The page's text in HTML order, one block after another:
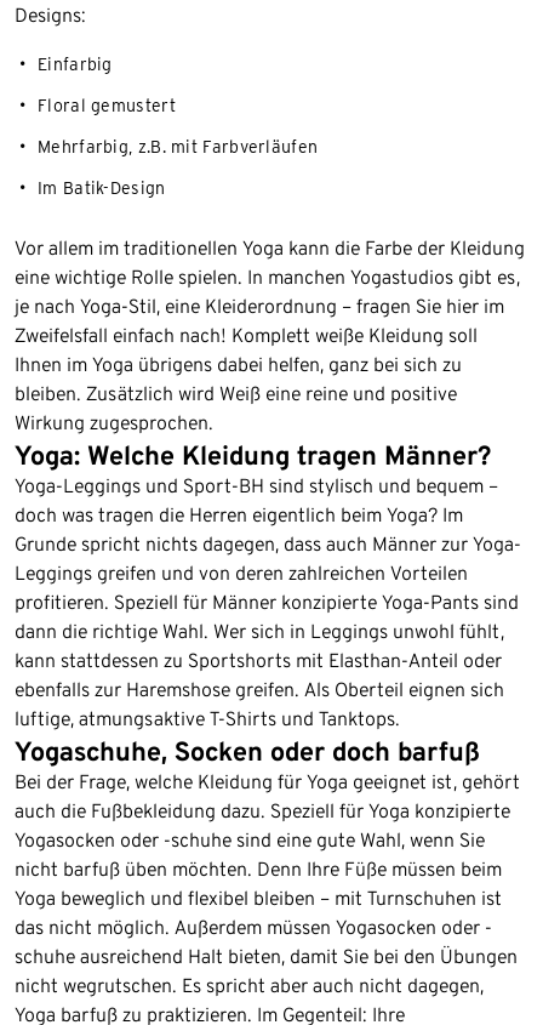
Designs:
Einfarbig
Floral gemustert
Mehrfarbig, z.B. mit Farbverläufen
Im Batik-Design
Vor allem im traditionellen Yoga kann die Farbe der Kleidung
eine wichtige Rolle spielen. In manchen Yogastudios gibt es,
je nach Yoga-Stil, eine Kleiderordnung – fragen Sie hier im
Zweifelsfall einfach nach! Komplett weiße Kleidung soll
Ihnen im Yoga übrigens dabei helfen, ganz bei sich zu
bleiben. Zusätzlich wird Weiß eine reine und positive
Wirkung zugesprochen.
Yoga: Welche Kleidung tragen Männer?
Yoga-Leggings und Sport-BH sind stylisch und bequem –
doch was tragen die Herren eigentlich beim Yoga? Im
Grunde spricht nichts dagegen, dass auch Männer zur Yoga-
Leggings greifen und von deren zahlreichen Vorteilen
profitieren. Speziell für Männer konzipierte Yoga-Pants sind
dann die richtige Wahl. Wer sich in Leggings unwohl fühlt,
kann stattdessen zu Sportshorts mit Elasthan-Anteil oder
ebenfalls zur Haremshose greifen. Als Oberteil eignen sich
luftige, atmungsaktive T-Shirts und Tanktops.
Yogaschuhe, Socken oder doch barfuß
Bei der Frage, welche Kleidung für Yoga geeignet ist, gehört
auch die Fußbekleidung dazu. Speziell für Yoga konzipierte
Yogasocken oder -schuhe sind eine gute Wahl, wenn Sie
nicht barfuß üben möchten. Denn Ihre Füße müssen beim
Yoga beweglich und flexibel bleiben – mit Turnschuhen ist
das nicht möglich. Außerdem müssen Yogasocken oder -
schuhe ausreichend Halt bieten, damit Sie bei den Übungen
nicht wegrutschen. Es spricht aber auch nicht dagegen,
Yoga barfuß zu praktizieren. Im Gegenteil: Ihre